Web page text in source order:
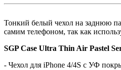
Тонкий белый чехол на заднюю
самим телефоном, так как
SGP Case Ultra Thin Air Pastel
- Чехол для iPhone 4/4S с УФ